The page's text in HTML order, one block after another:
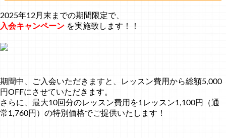
2025年12月末までの期間限定で、
入会キャンペーン を実施致します！！
期間中、ご入会いただきますと、レッスン費用から総額5,000
円OFFにさせていただきます。
さらに、最大10回分のレッスン費用を1レッスン1,100円（通
常1,760円）の特別価格でご提供いたします！